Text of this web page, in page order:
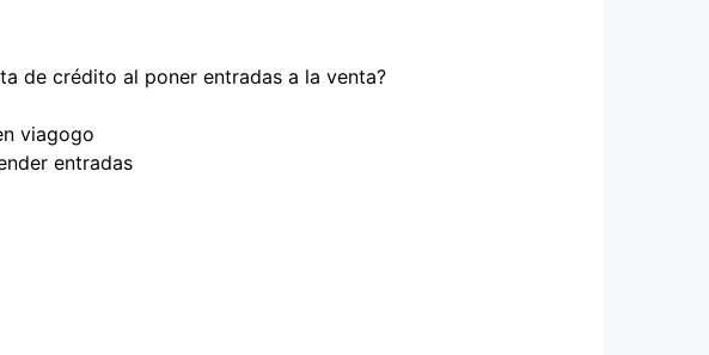
de crédito al poner entradas a la venta?
viagogo
entradas